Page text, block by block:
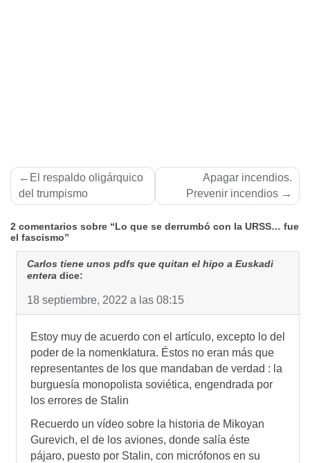
Navegación
de
El respaldo oligárquico
del trumpismo
Apagar incendios.
Prevenir incendios
2 comentarios sobre “Lo que se derrumbó con la URSS… fue
el fascismo”
Carlos tiene unos pdfs que quitan el hipo a Euskadi
entera dice:
18 septiembre, 2022 a las 08:15
Estoy muy de acuerdo con el artículo, excepto lo del
poder de la nomenklatura. Éstos no eran más que
representantes de los que mandaban de verdad : la
burguesía monopolista soviética, engendrada por
los errores de Stalin
Recuerdo un vídeo sobre la historia de Mikoyan
Gurevich, el de los aviones, donde salía éste
pájaro, puesto por Stalin, con micrófonos en su